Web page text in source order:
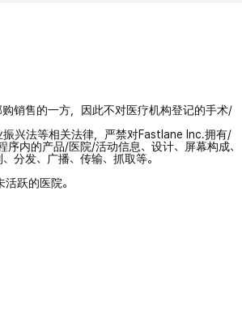
销售的一方，因此不对医疗机构登记的手术/
兴法等相关法律，严禁对Fastlane Inc.拥有/
序内的产品/医院/活动信息、设计、屏幕构成、
分发、广播、传输、抓取等。
跃的医院。